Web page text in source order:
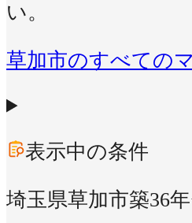
い。
草加市のすべての
表示中の条件
埼玉県草加市築36